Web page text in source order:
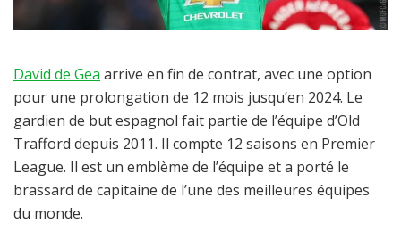
David de Gea arrive en fin de contrat, avec une option
pour une prolongation de 12 mois jusqu’en 2024. Le
gardien de but espagnol fait partie de l’équipe d’Old
Trafford depuis 2011. Il compte 12 saisons en Premier
League. Il est un emblème de l’équipe et a porté le
brassard de capitaine de l’une des meilleures équipes
du monde.